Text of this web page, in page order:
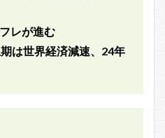
レが進む
は世界経済減速、24年